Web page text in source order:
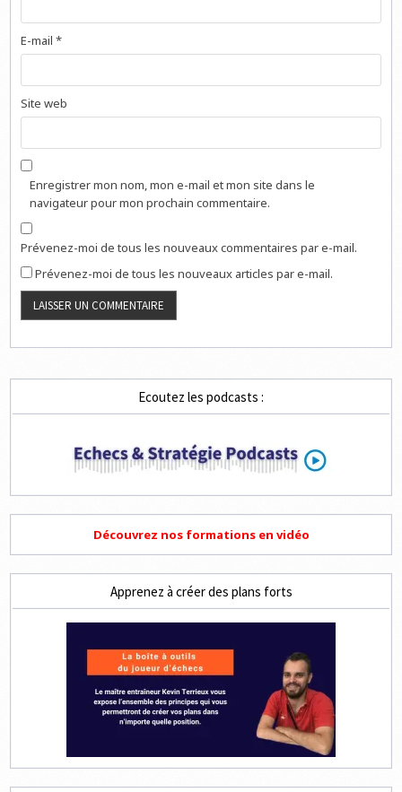
E-mail*
Site web
Enregistrer mon nom, mon e-mail et mon site dans le
navigateur pour mon prochain commentaire.
Prévenez-moi de tous les nouveaux commentaires par e-mail.
Prévenez-moi de tous les nouveaux articles par e-mail.
Ecoutez les podcasts :
Découvrez nos formations en vidéo
Apprenez à créer des plans forts